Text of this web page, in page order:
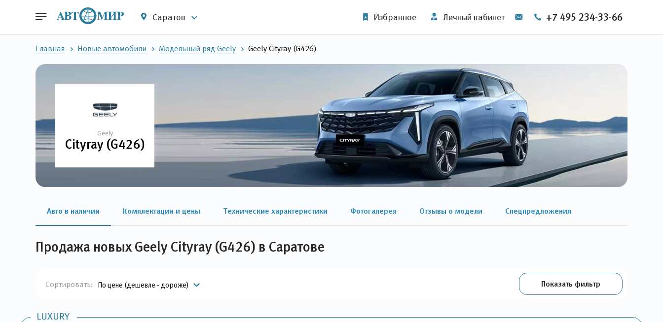
Саратов Избранное Личный кабинет +7 495 234-33-66
Главная Новые автомобили Модельный ряд Geely Geely Cityray (G426)
Geely
Cityray (G426)
Авто в наличии Комплектации и цены Технические характеристики Фотогалерея Отзывы о модели Спецпредложения
Продажа новых Geely Cityray (G426) в Саратове
Сортировать: По цене (дешевле - дороже) Показать фильтр
LUXURY